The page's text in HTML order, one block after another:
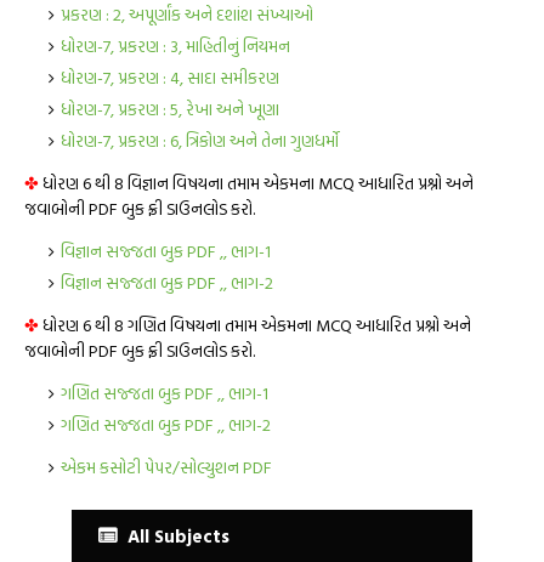
પ્રકરણ : 2, અપૂર્ણાંક અને દશાંશ સંખ્યાઓ
ધોરણ-7, પ્રકરણ : 3, માહિતીનું નિયમન
ધોરણ-7, પ્રકરણ : 4, સાદા સમીકરણ
ધોરણ-7, પ્રકરણ : 5, રેખા અને ખૂણા
ધોરણ-7, પ્રકરણ : 6, ત્રિકોણ અને તેના ગુણધર્મો
✤ધોરણ 6 થી 8 વિજ્ઞાન વિષયના તમામ એકમના MCQ આધારિત પ્રશ્નો અને
જવાબોની PDF બુક ફ્રી ડાઉનલોડ કરો.
વિજ્ઞાન સજ્જતા બુક PDF ,, ભાગ-1
વિજ્ઞાન સજ્જતા બુક PDF ,, ભાગ-2
✤ધોરણ 6 થી 8 ગણિત વિષયના તમામ એકમના MCQ આધારિત પ્રશ્નો અને
જવાબોની PDF બુક ફ્રી ડાઉનલોડ કરો.
ગણિત સજ્જતા બુક PDF ,, ભાગ-1
ગણિત સજ્જતા બુક PDF ,, ભાગ-2
એકમ કસોટી પેપર/સોલ્યુશન PDF
All Subjects